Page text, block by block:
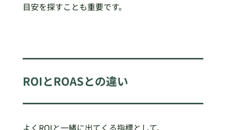
目安を探すことも重要です。
ROIとROASとの違い
よくROIと一緒に出てくる指標として、